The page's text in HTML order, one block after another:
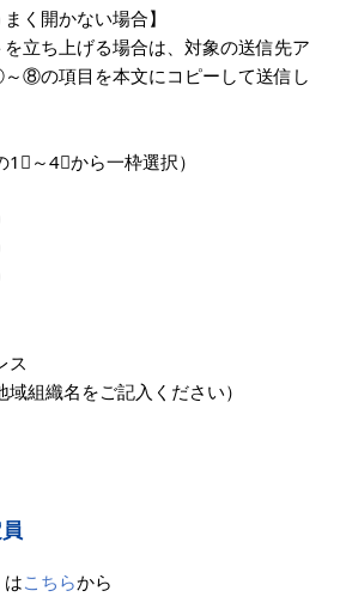
く開かない場合】
立ち上げる場合は、対象の送信先ア
⑧の項目を本文にコピーして送信し
1⃣～4⃣から一枠選択）
ス
組織名をご記入ください）
はこちらから